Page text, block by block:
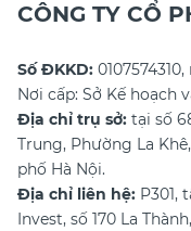
CÔNG TY CỔ
Số ĐKKD:
Nơi cấp: Sở Kế hoạch
Địa chỉ trụ sở: tại số
Trung, Phường La
phố Hà Nội.
Địa chỉ liên hệ: P301,
Invest, số 170 La